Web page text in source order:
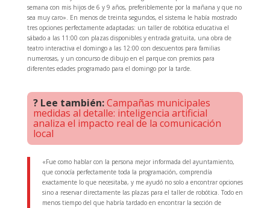
semana con mis hijos de 6 y 9 años, preferiblemente por la mañana y que no
sea muy caro». En menos de treinta segundos, el sistema le había mostrado
tres opciones perfectamente adaptadas: un taller de robótica educativa el
sábado a las 11:00 con plazas disponibles y entrada gratuita, una obra de
teatro interactiva el domingo a las 12:00 con descuentos para familias
numerosas, y un concurso de dibujo en el parque con premios para
diferentes edades programado para el domingo por la tarde.
? Lee también:Campañas municipales
medidas al detalle: inteligencia artificial
analiza el impacto real de la comunicación
local
«Fue como hablar con la persona mejor informada del ayuntamiento,
que conocía perfectamente toda la programación, comprendía
exactamente lo que necesitaba, y me ayudó no solo a encontrar opciones
sino a reservar directamente las plazas para el taller de robótica. Todo en
menos tiempo del que habría tardado en encontrar la sección de